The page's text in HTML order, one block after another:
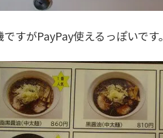
すがPayPay使えるっぽいです。